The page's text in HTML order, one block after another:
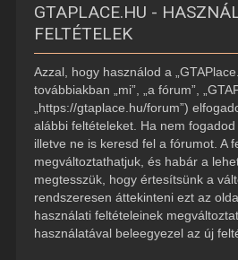
GTAPLACE.HU -
FELTÉTELEK
Azzal, hogy használod a
továbbiakban „mi”, „a fórum”,
„https://gtaplace.hu/forum”)
alábbi feltételeket. Ha nem fogadod
illetve ne is keresd fel a fórumot. A
megváltoztathatjuk, és habár a
megtesszük, hogy értesítsünk a
rendszeresen áttekinteni ezt az
használati feltételeinek
használatával beleegyezel az új